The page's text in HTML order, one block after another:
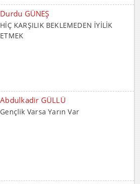
HİÇ KARŞILIK BEKLEMEDEN İYİLİK
ETMEK
Gençlik Varsa Yarın Var
HIRSIZIN ADALETİ